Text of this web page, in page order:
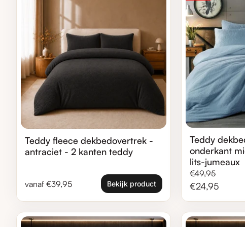
Teddy fleece dekbedovertrek -
antraciet - 2 kanten teddy
Normale prijs
vanaf €39,95 Bekijk product
Teddy
onderkant
lits-jumeaux
Normale prijs
€49,95
Verkoopprijs
€24,95
Zoom in Zoom in